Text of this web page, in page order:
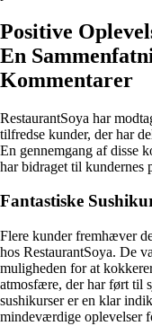
Positive
En
Kommentarer
RestaurantSoya har
tilfredse kunder, der har
En gennemgang af disse
har bidraget til kundernes
Fantastiske
Flere kunder fremhæver
hos RestaurantSoya. De
muligheden for at
atmosfære, der har ført til
sushikurser er en klar
mindeværdige oplevelser